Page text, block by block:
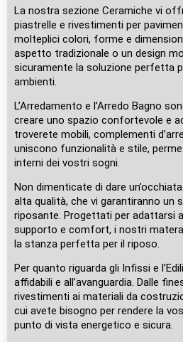
La nostra sezione Ceramiche vi
piastrelle e rivestimenti per
molteplici colori, forme e
aspetto tradizionale o un design
sicuramente la soluzione perfetta
ambienti.
L’Arredamento e l’Arredo Bagno
creare uno spazio confortevole e
troverete mobili, complementi
uniscono funzionalità e stile,
interni dei vostri sogni.
Non dimenticate di dare
alta qualità, che vi garantiranno un
riposante. Progettati per adattarsi
supporto e comfort, i nostri
la stanza perfetta per il riposo.
Per quanto riguarda gli Infissi e
affidabili e all’avanguardia. Dalle
rivestimenti ai materiali da
cui avete bisogno per rendere la
punto di vista energetico e sicura.